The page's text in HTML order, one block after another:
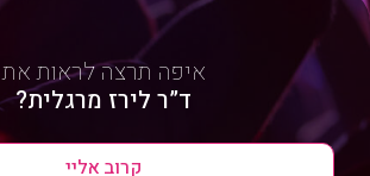
איפה תרצה לראות את
ד”ר לירז מרגלית?